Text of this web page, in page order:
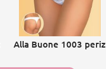
Alla Buone 1003 periz